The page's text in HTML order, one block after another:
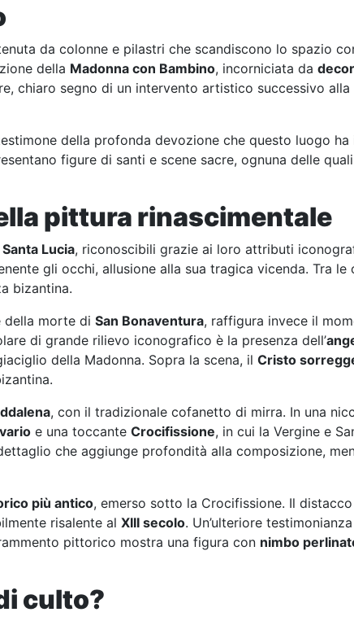
da colonne e pilastri che scandiscono lo spazio
della Madonna con Bambino, incorniciata da
chiaro segno di un intervento artistico successivo
della profonda devozione che questo luogo
figure di santi e scene sacre, ognuna delle
pittura rinascimentale
Santa Lucia, riconoscibili grazie ai loro attributi
gli occhi, allusione alla sua tragica vicenda. Tra le
bizantina.
della morte di San Bonaventura, raffigura invece il
di grande rilievo iconografico è la presenza dell’
della Madonna. Sopra la scena, il Cristo
, con il tradizionale cofanetto di mirra. In una
e una toccante Crocifissione, in cui la Vergine e
che aggiunge profondità alla composizione,
più antico, emerso sotto la Crocifissione. Il
risalente al XIII secolo. Un’ulteriore
pittorico mostra una figura con nimbo
culto?